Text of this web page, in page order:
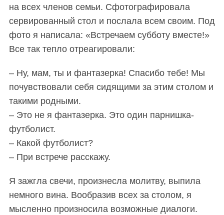
на всех членов семьи. Сфотографировала
сервированный стол и послала всем своим. Под
фото я написала: «Встречаем субботу вместе!»
Все так тепло отреагировали:
– Ну, мам, ты и фантазерка! Спасибо тебе! Мы
почувствовали себя сидящими за этим столом и
такими родными.
– Это не я фантазерка. Это один парнишка-
футболист.
– Какой футболист?
– При встрече расскажу.
Я зажгла свечи, произнесла молитву, выпила
немного вина. Вообразив всех за столом, я
мысленно произносила возможные диалоги.